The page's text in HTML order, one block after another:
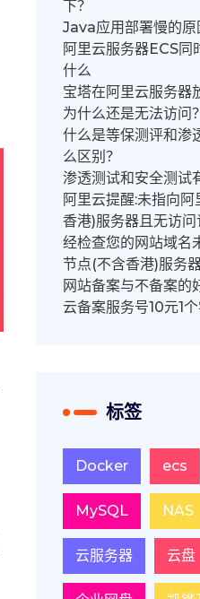
下？
Java应用部署慢的原
阿里云服务器ECS同
什么
宝塔在阿里云服务器
为什么还是无法访问？
什么是等保测评和渗
么区别？
渗透测试和安全测试
阿里云提醒:未指向
香港)服务器且无访问
经检查您的网站域名
节点(不含香港)服务
网站备案与不备案的
云备案服务号10元1个
标签
Docker ecs
MySQL NAS
云服务器 云盘